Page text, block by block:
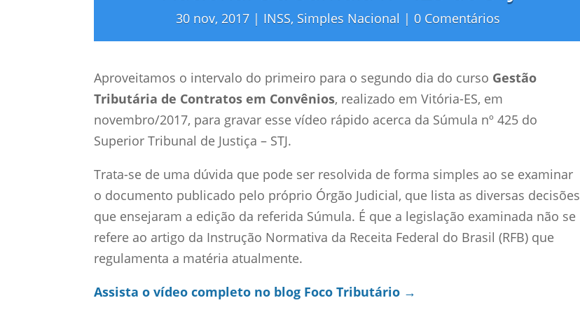
30 nov, 2017 | INSS, Simples Nacional | 0 Comentários
Aproveitamos o intervalo do primeiro para o segundo dia do curso Gestão
Tributária de Contratos em Convênios, realizado em Vitória-ES, em
novembro/2017, para gravar esse vídeo rápido acerca da Súmula nº 425 do
Superior Tribunal de Justiça – STJ.
Trata-se de uma dúvida que pode ser resolvida de forma simples ao se examinar
o documento publicado pelo próprio Órgão Judicial, que lista as diversas decisões
que ensejaram a edição da referida Súmula. É que a legislação examinada não se
refere ao artigo da Instrução Normativa da Receita Federal do Brasil (RFB) que
regulamenta a matéria atualmente.
Assista o vídeo completo no blog Foco Tributário →